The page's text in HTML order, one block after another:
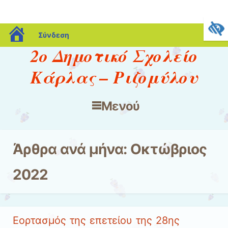
blogs.sch.gr
Σύνδεση
2ο Δημοτικό Σχολείο
Κάρλας – Ριζομύλου
Μενού
Μετάβαση στο περιεχόμενο
Άρθρα ανά μήνα: Οκτώβριος
2022
Εορτασμός της επετείου της 28ης